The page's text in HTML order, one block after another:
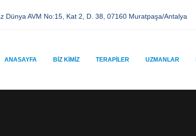
Dünya AVM No:15, Kat 2, D. 38, 07160 Muratpaşa/Antalya
ANASAYFA BIZ KIMIZ TERAPILER UZMANLAR